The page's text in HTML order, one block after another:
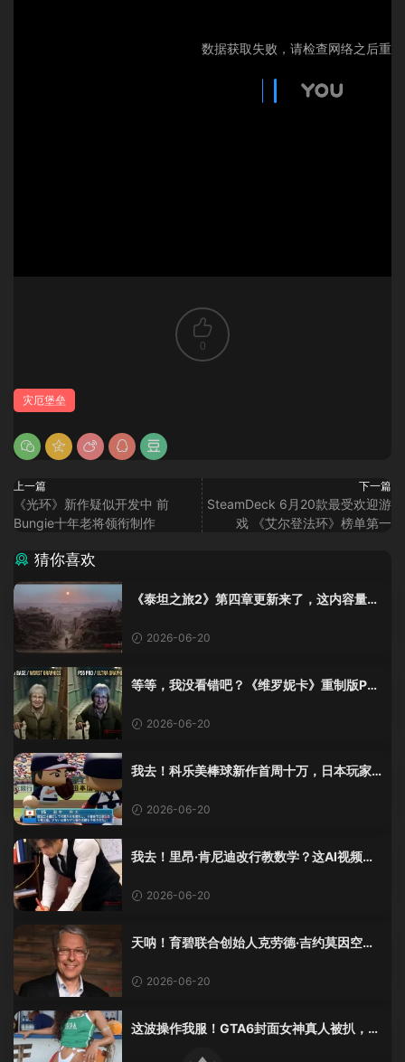
0
灾厄堡垒
上一篇
《光环》新作疑似开发中 前
Bungie十年老将领衔制作
下一篇
SteamDeck 6月20款最受欢迎游
戏 《艾尔登法环》榜单第一
猜你喜欢
《泰坦之旅2》第四章更新来了，这内容量感
2026-06-20
等等，我没看错吧？《维罗妮卡》重制版PS
2026-06-20
我去！科乐美棒球新作首周十万，日本玩家
2026-06-20
我去！里昂·肯尼迪改行教数学？这AI视频全
2026-06-20
天呐！育碧联合创始人克劳德·吉约莫因空难
2026-06-20
这波操作我服！GTA6封面女神真人被扒，网